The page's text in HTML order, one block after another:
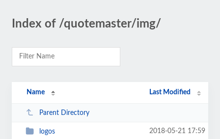
Index of /quotemaster/img/
Name Last Modified
Parent Directory
logos 2018-05-21 17:59